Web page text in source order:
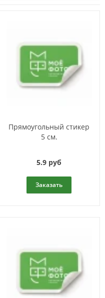
Прямоугольный стикер
5 см.
5.9 руб
Заказать